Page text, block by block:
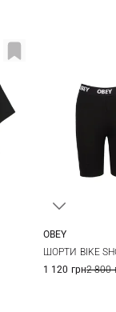
OBEY
ШОРТИ BIKE
1 120 грн2 800